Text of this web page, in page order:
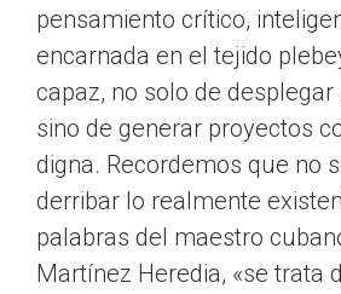
pensamiento crítico,
encarnada en el tejido
capaz, no solo de
sino de generar proyectos
digna. Recordemos que no
derribar lo realmente
palabras del maestro
Martínez Heredia, «se trata